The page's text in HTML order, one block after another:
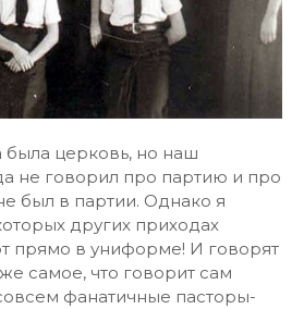
церковь, но наш
не говорил про партию и про
был в партии. Однако я
других приходах
прямо в униформе! И говорят
самое, что говорит сам
фанатичные пасторы-